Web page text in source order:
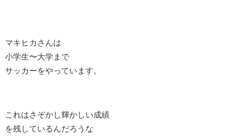
マキヒカさんは
小学生〜大学まで
サッカーをやっています。
これはさぞかし輝かしい成績
を残しているんだろうな